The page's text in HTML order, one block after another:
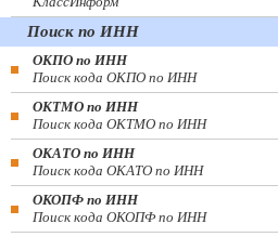
Поиск по ИНН
ОКПО по ИНН
Поиск кода ОКПО по ИНН
ОКТМО по ИНН
Поиск кода ОКТМО по ИНН
ОКАТО по ИНН
Поиск кода ОКАТО по ИНН
ОКОПФ по ИНН
Поиск кода ОКОПФ по ИНН